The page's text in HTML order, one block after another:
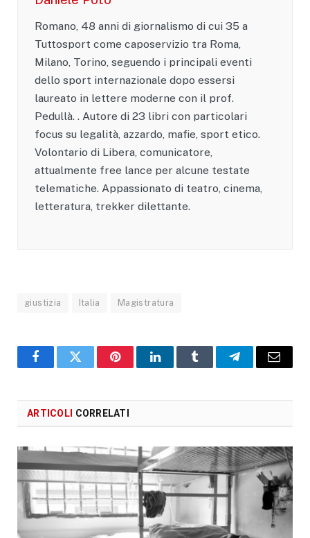
Romano, 48 anni di giornalismo di cui 35 a
Tuttosport come caposervizio tra Roma,
Milano, Torino, seguendo i principali eventi
dello sport internazionale dopo essersi
laureato in lettere moderne con il prof.
Pedullà. . Autore di 23 libri con particolari
focus su legalità, azzardo, mafie, sport etico.
Volontario di Libera, comunicatore,
attualmente free lance per alcune testate
telematiche. Appassionato di teatro, cinema,
letteratura, trekker dilettante.
giustizia Italia Magistratura
Facebook
X PinterestLinkedInTumblr TelegramEmail
ARTICOLI CORRELATI